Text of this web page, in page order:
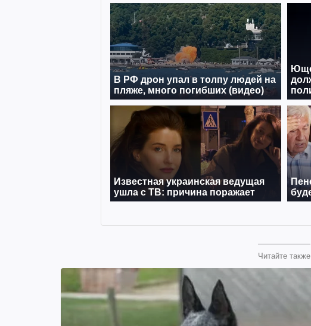
Читайте также